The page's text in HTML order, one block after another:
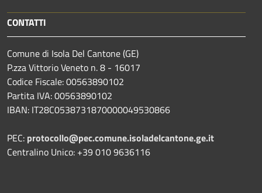
CONTATTI
Comune di Isola Del Cantone (GE)
P.zza Vittorio Veneto n. 8 - 16017
Codice Fiscale: 00563890102
Partita IVA: 00563890102
IBAN: IT28C0538731870000049530866
PEC: protocollo@pec.comune.isoladelcantone.ge.it
Centralino Unico: +39 010 9636116